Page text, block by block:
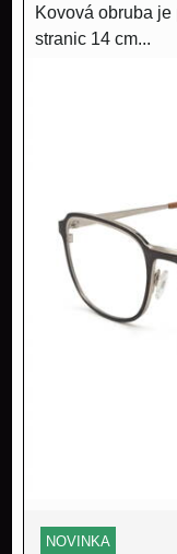
Kovová obruba
stranic 14 cm...
NOVINKA